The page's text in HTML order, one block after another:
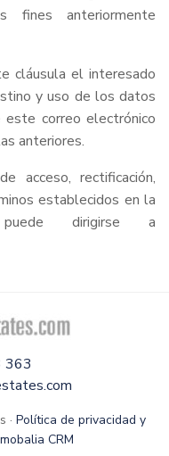
fines anteriormente
cláusula el interesado
y uso de los datos
este correo electrónico
anteriores.
acceso, rectificación,
establecidos en la
dirigirse a
363
· Política de privacidad y
CRM